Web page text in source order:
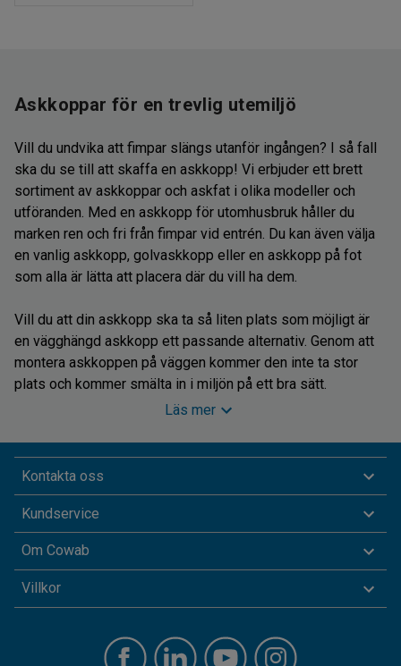
Askkoppar för en trevlig utemiljö
Vill du undvika att fimpar slängs utanför ingången? I så fall
ska du se till att skaffa en askkopp! Vi erbjuder ett brett
sortiment av askkoppar och askfat i olika modeller och
utföranden. Med en askkopp för utomhusbruk håller du
marken ren och fri från fimpar vid entrén. Du kan även välja
en vanlig askkopp, golvaskkopp eller en askkopp på fot
som alla är lätta att placera där du vill ha dem.
Vill du att din askkopp ska ta så liten plats som möjligt är
en vägghängd askkopp ett passande alternativ. Genom att
montera askkoppen på väggen kommer den inte ta stor
plats och kommer smälta in i miljön på ett bra sätt.
utemiljö och kan användas på rastplatser, uteserveringar
och andra offentliga miljöer.
Praktiska askkoppar och rökbås
Hos oss kan du hitta en praktisk papperskorg med askkopp
som gör att du får en 2-i-1-lösning för skräp- och
fimpahantering. Askkoppen sitter då på papperskorgen
övre del och själva soptunnan sitter under. En
på att en fimp inte ska ta fyr och starta en brand. Våra
Läs mer
Kontakta oss
Kundservice
Om Cowab
Villkor